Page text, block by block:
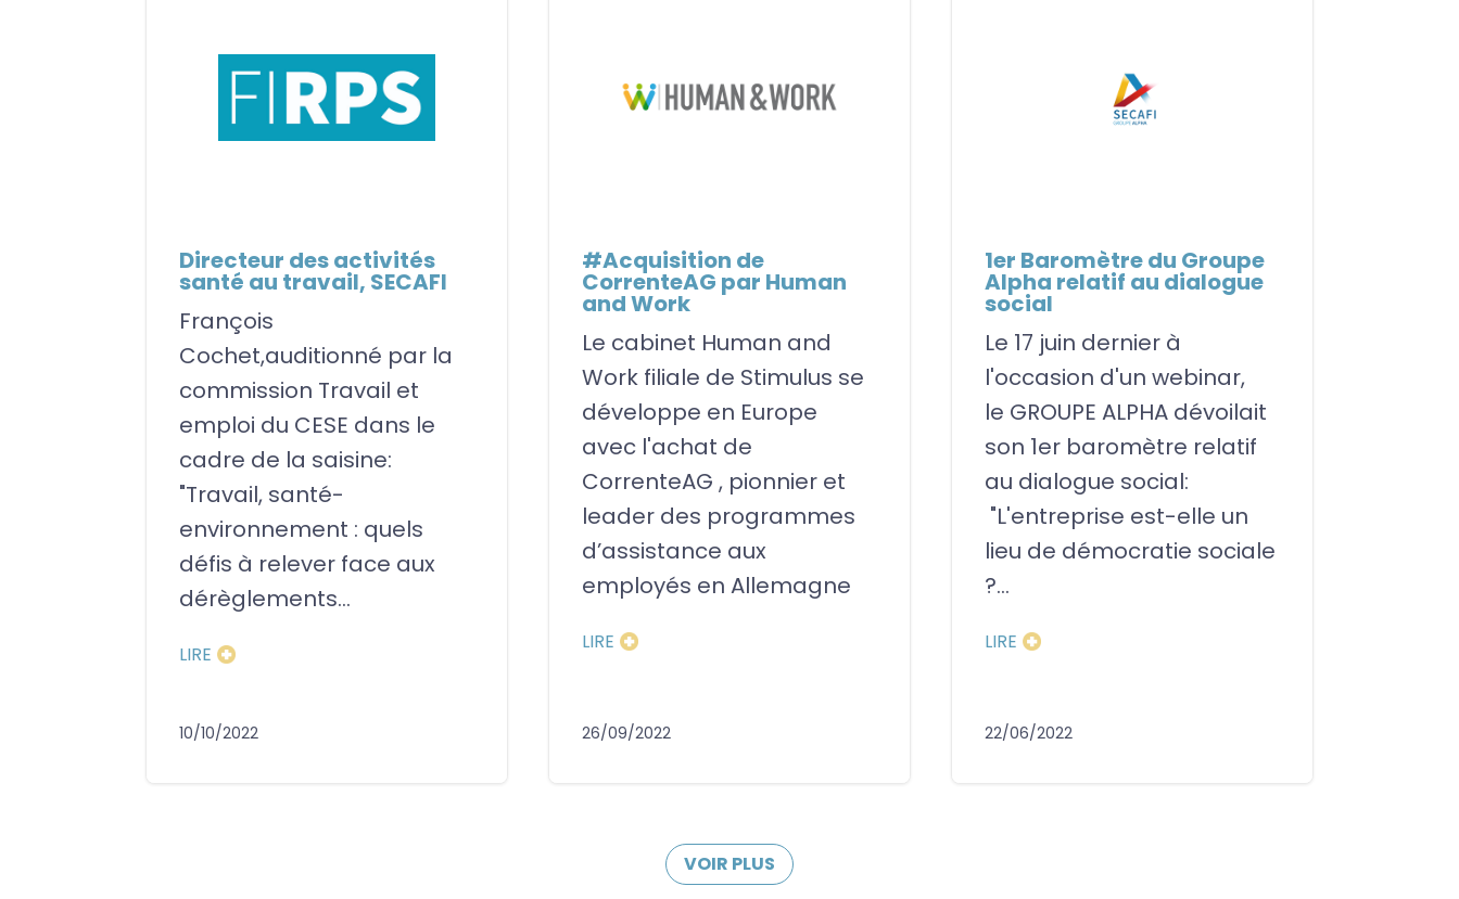
Directeur des activités
santé au travail, SECAFI
François
Cochet,auditionné par la
commission Travail et
emploi du CESE dans le
cadre de la saisine:
"Travail, santé-
environnement : quels
défis à relever face aux
dérèglements...
LIRE
10/10/2022
#Acquisition de
CorrenteAG par Human
and Work
Le cabinet Human and
Work filiale de Stimulus se
développe en Europe
avec l'achat de
CorrenteAG , pionnier et
leader des programmes
d’assistance aux
employés en Allemagne
LIRE
26/09/2022
1er Baromètre du Groupe
Alpha relatif au dialogue
social
Le 17 juin dernier à
l'occasion d'un webinar,
le GROUPE ALPHA dévoilait
son 1er baromètre relatif
au dialogue social:
"L'entreprise est-elle un
lieu de démocratie sociale
?...
LIRE
22/06/2022
VOIR PLUS